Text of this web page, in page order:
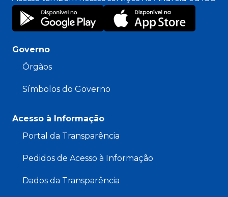
Governo
Órgãos
Símbolos do Governo
Acesso à Informação
Portal da Transparência
Pedidos de Acesso à Informação
Dados da Transparência